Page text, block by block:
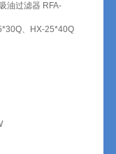
油过滤器 RFA-
、HX-25*40Q